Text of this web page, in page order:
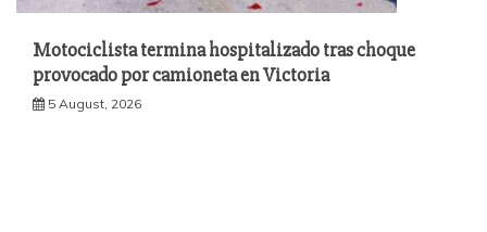
Motociclista termina hospitalizado tras choque
provocado por camioneta en Victoria
5 August, 2026